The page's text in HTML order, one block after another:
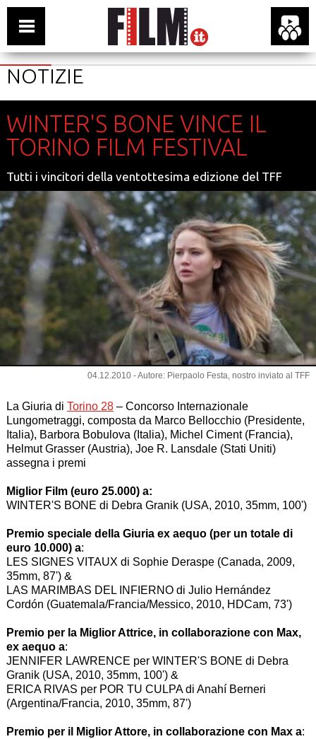
NOTIZIE
WINTER'S BONE VINCE IL
TORINO FILM FESTIVAL
Tutti i vincitori della ventottesima edizione del TFF
04.12.2010 - Autore: Pierpaolo Festa, nostro inviato al TFF
La Giuria di Torino 28– Concorso Internazionale
Lungometraggi, composta da Marco Bellocchio (Presidente,
Italia), Barbora Bobulova (Italia), Michel Ciment (Francia),
Helmut Grasser (Austria), Joe R. Lansdale (Stati Uniti)
assegna i premi
Miglior Film (euro 25.000) a:
WINTER'S BONE di Debra Granik (USA, 2010, 35mm, 100')
Premio speciale della Giuria ex aequo (per un totale di
euro 10.000) a:
LES SIGNES VITAUX di Sophie Deraspe (Canada, 2009,
35mm, 87') &
LAS MARIMBAS DEL INFIERNO di Julio Hernández
Cordón (Guatemala/Francia/Messico, 2010, HDCam, 73')
Premio per la Miglior Attrice, in collaborazione con Max,
ex aequo a:
JENNIFER LAWRENCE per WINTER'S BONE di Debra
Granik (USA, 2010, 35mm, 100') &
ERICA RIVAS per POR TU CULPA di Anahí Berneri
(Argentina/Francia, 2010, 35mm, 87')
Premio per il Miglior Attore, in collaborazione con Max a: